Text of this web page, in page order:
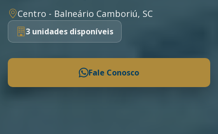
Centro - Balneário Camboriú, SC
3 unidades disponíveis
Fale Conosco